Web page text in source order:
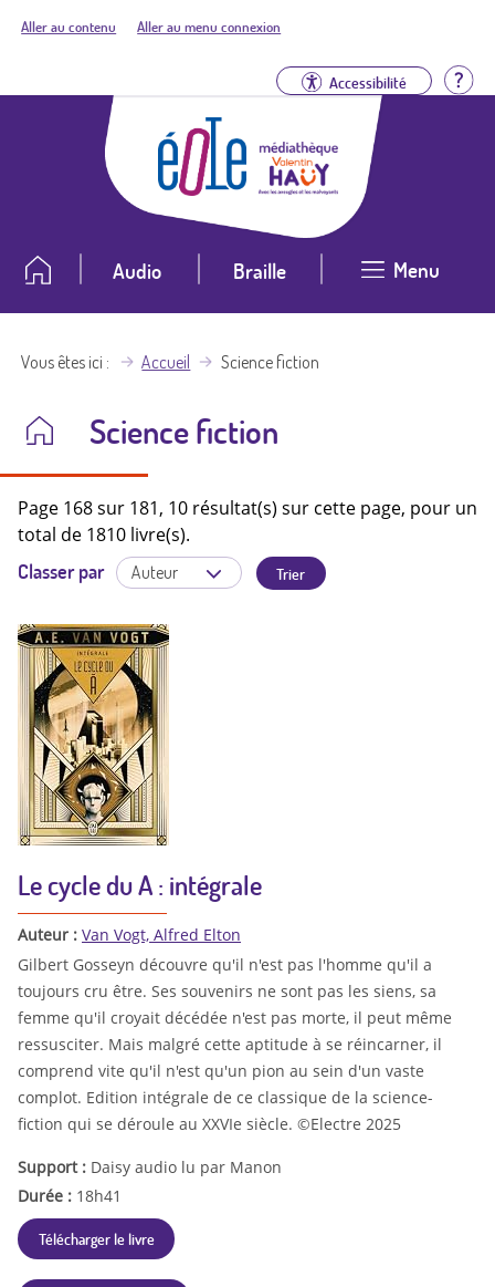
Aller au contenu Aller au menu connexion
Accessibilité
Audio Braille Menu
Vous êtes ici Accueil Science fiction
Science fiction
Page 168 sur 181, 10 résultat(s) sur cette page, pour un
total de 1810 livre(s).
Classer par
Le cycle du A : intégrale
Auteur : Van Vogt, Alfred Elton
Gilbert Gosseyn découvre qu'il n'est pas l'homme qu'il a
toujours cru être. Ses souvenirs ne sont pas les siens, sa
femme qu'il croyait décédée n'est pas morte, il peut même
ressusciter. Mais malgré cette aptitude à se réincarner, il
comprend vite qu'il n'est qu'un pion au sein d'un vaste
complot. Edition intégrale de ce classique de la science-
fiction qui se déroule au XXVIe siècle. ©Electre 2025
Support : Daisy audio lu par Manon
Durée : 18h41
Télécharger le livre